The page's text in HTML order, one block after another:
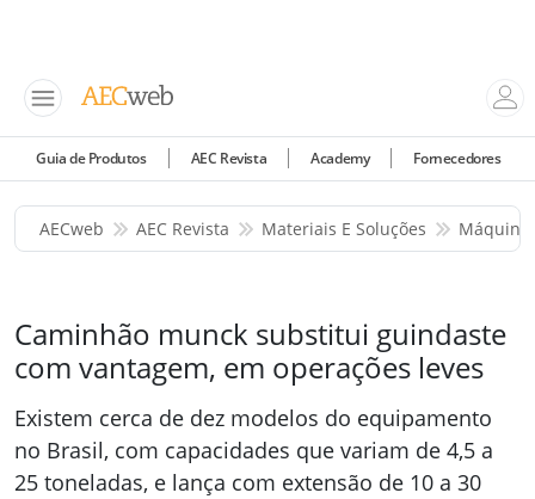
Guia de Produtos AEC Revista Academy Fornecedores
AECweb AEC Revista Materiais E Soluções
Caminhão munck substitui guindaste
com vantagem, em operações leves
Existem cerca de dez modelos do equipamento
no Brasil, com capacidades que variam de 4,5 a
25 toneladas, e lança com extensão de 10 a 30